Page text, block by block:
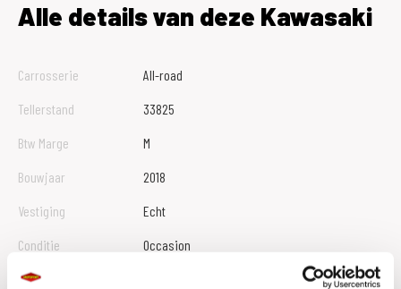
Alle details van deze Kawasaki
Carrosserie
All-road
Tellerstand
33825
Btw Marge
M
Bouwjaar
2018
Vestiging
Echt
Conditie
Occasion
Rijbewijs type